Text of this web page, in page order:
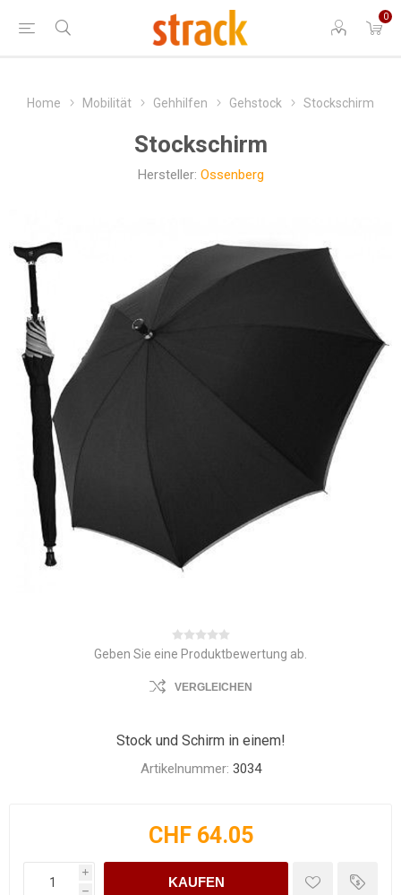
0
Home Mobilität Gehhilfen Gehstock Stockschirm
Stockschirm
Hersteller: Ossenberg
Geben Sie eine Produktbewertung ab.
VERGLEICHEN
Stock und Schirm in einem!
Artikelnummer: 3034
CHF 64.05
i
h
KAUFEN